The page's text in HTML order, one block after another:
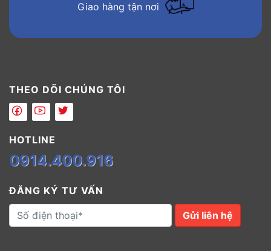
Giao hàng tận nơi
THEO DÕI CHÚNG TÔI
HOTLINE
0914.400.916
ĐĂNG KÝ TƯ VẤN
Gửi liên hệ